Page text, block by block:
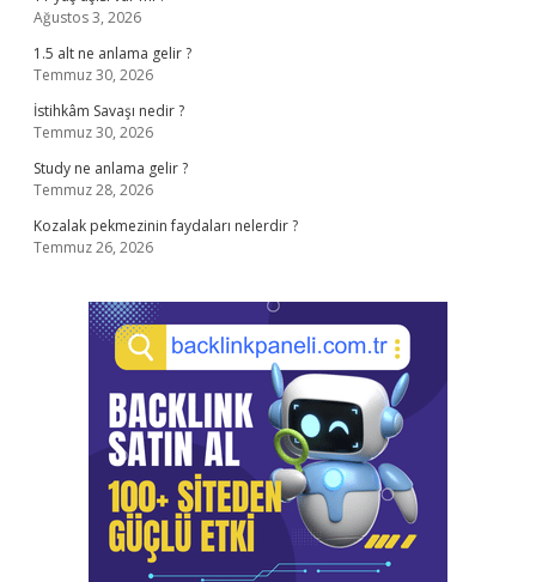
Ağustos 3, 2026
1.5 alt ne anlama gelir ?
Temmuz 30, 2026
İstihkâm Savaşı nedir ?
Temmuz 30, 2026
Study ne anlama gelir ?
Temmuz 28, 2026
Kozalak pekmezinin faydaları nelerdir ?
Temmuz 26, 2026